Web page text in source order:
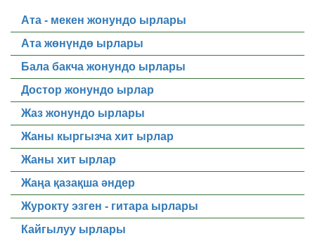
Ата - мекен жонундо ырлары
Ата жөнүндө ырлары
Бала бакча жонундо ырлары
Достор жонундо ырлар
Жаз жонундо ырлары
Жаны кыргызча хит ырлар
Жаны хит ырлар
Жаңа қазақша әндер
Журокту эзген - гитара ырлары
Кайгылуу ырлары